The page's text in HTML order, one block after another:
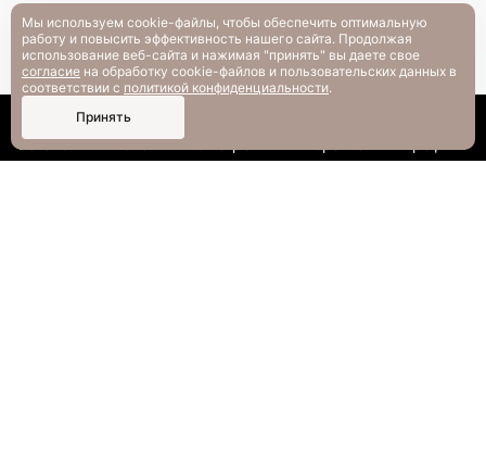
Каталог Поиск
РАЗМЕРНАЯ СЕТКА
Вопрос-ответ
Мы используем cookie-файлы, чтобы обеспечить оптимальную
работу и повысить эффективность нашего сайта. Продолжая
использование веб-сайта и нажимая "принять" вы даете свое
согласие на обработку cookie-файлов и пользовательских данных в
соответствии с политикой конфиденциальности.
Принять